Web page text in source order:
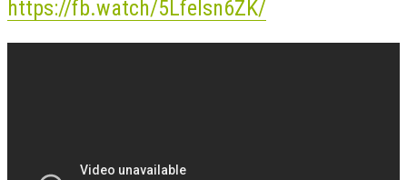
https://fb.watch/5Lfelsn6ZK/